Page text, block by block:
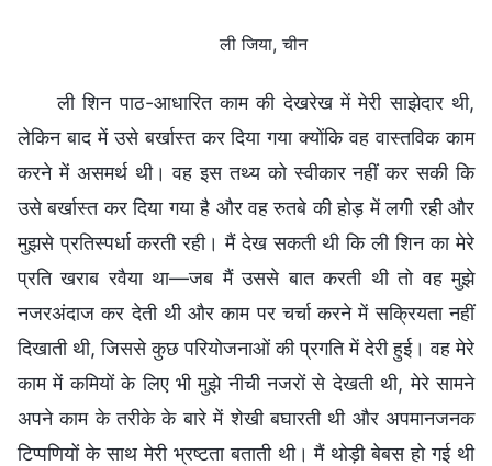
ली जिया, चीन
ली शिन पाठ-आधारित काम की देखरेख में मेरी साझेदार थी,
लेकिन बाद में उसे बर्खास्त कर दिया गया क्योंकि वह वास्तविक काम
करने में असमर्थ थी। वह इस तथ्य को स्वीकार नहीं कर सकी कि
उसे बर्खास्त कर दिया गया है और वह रुतबे की होड़ में लगी रही और
मुझसे प्रतिस्पर्धा करती रही। मैं देख सकती थी कि ली शिन का मेरे
प्रति खराब रवैया था—जब मैं उससे बात करती थी तो वह मुझे
नजरअंदाज कर देती थी और काम पर चर्चा करने में सक्रियता नहीं
दिखाती थी, जिससे कुछ परियोजनाओं की प्रगति में देरी हुई। वह मेरे
काम में कमियों के लिए भी मुझे नीची नजरों से देखती थी, मेरे सामने
अपने काम के तरीके के बारे में शेखी बघारती थी और अपमानजनक
टिप्पणियों के साथ मेरी भ्रष्टता बताती थी। मैं थोड़ी बेबस हो गई थी